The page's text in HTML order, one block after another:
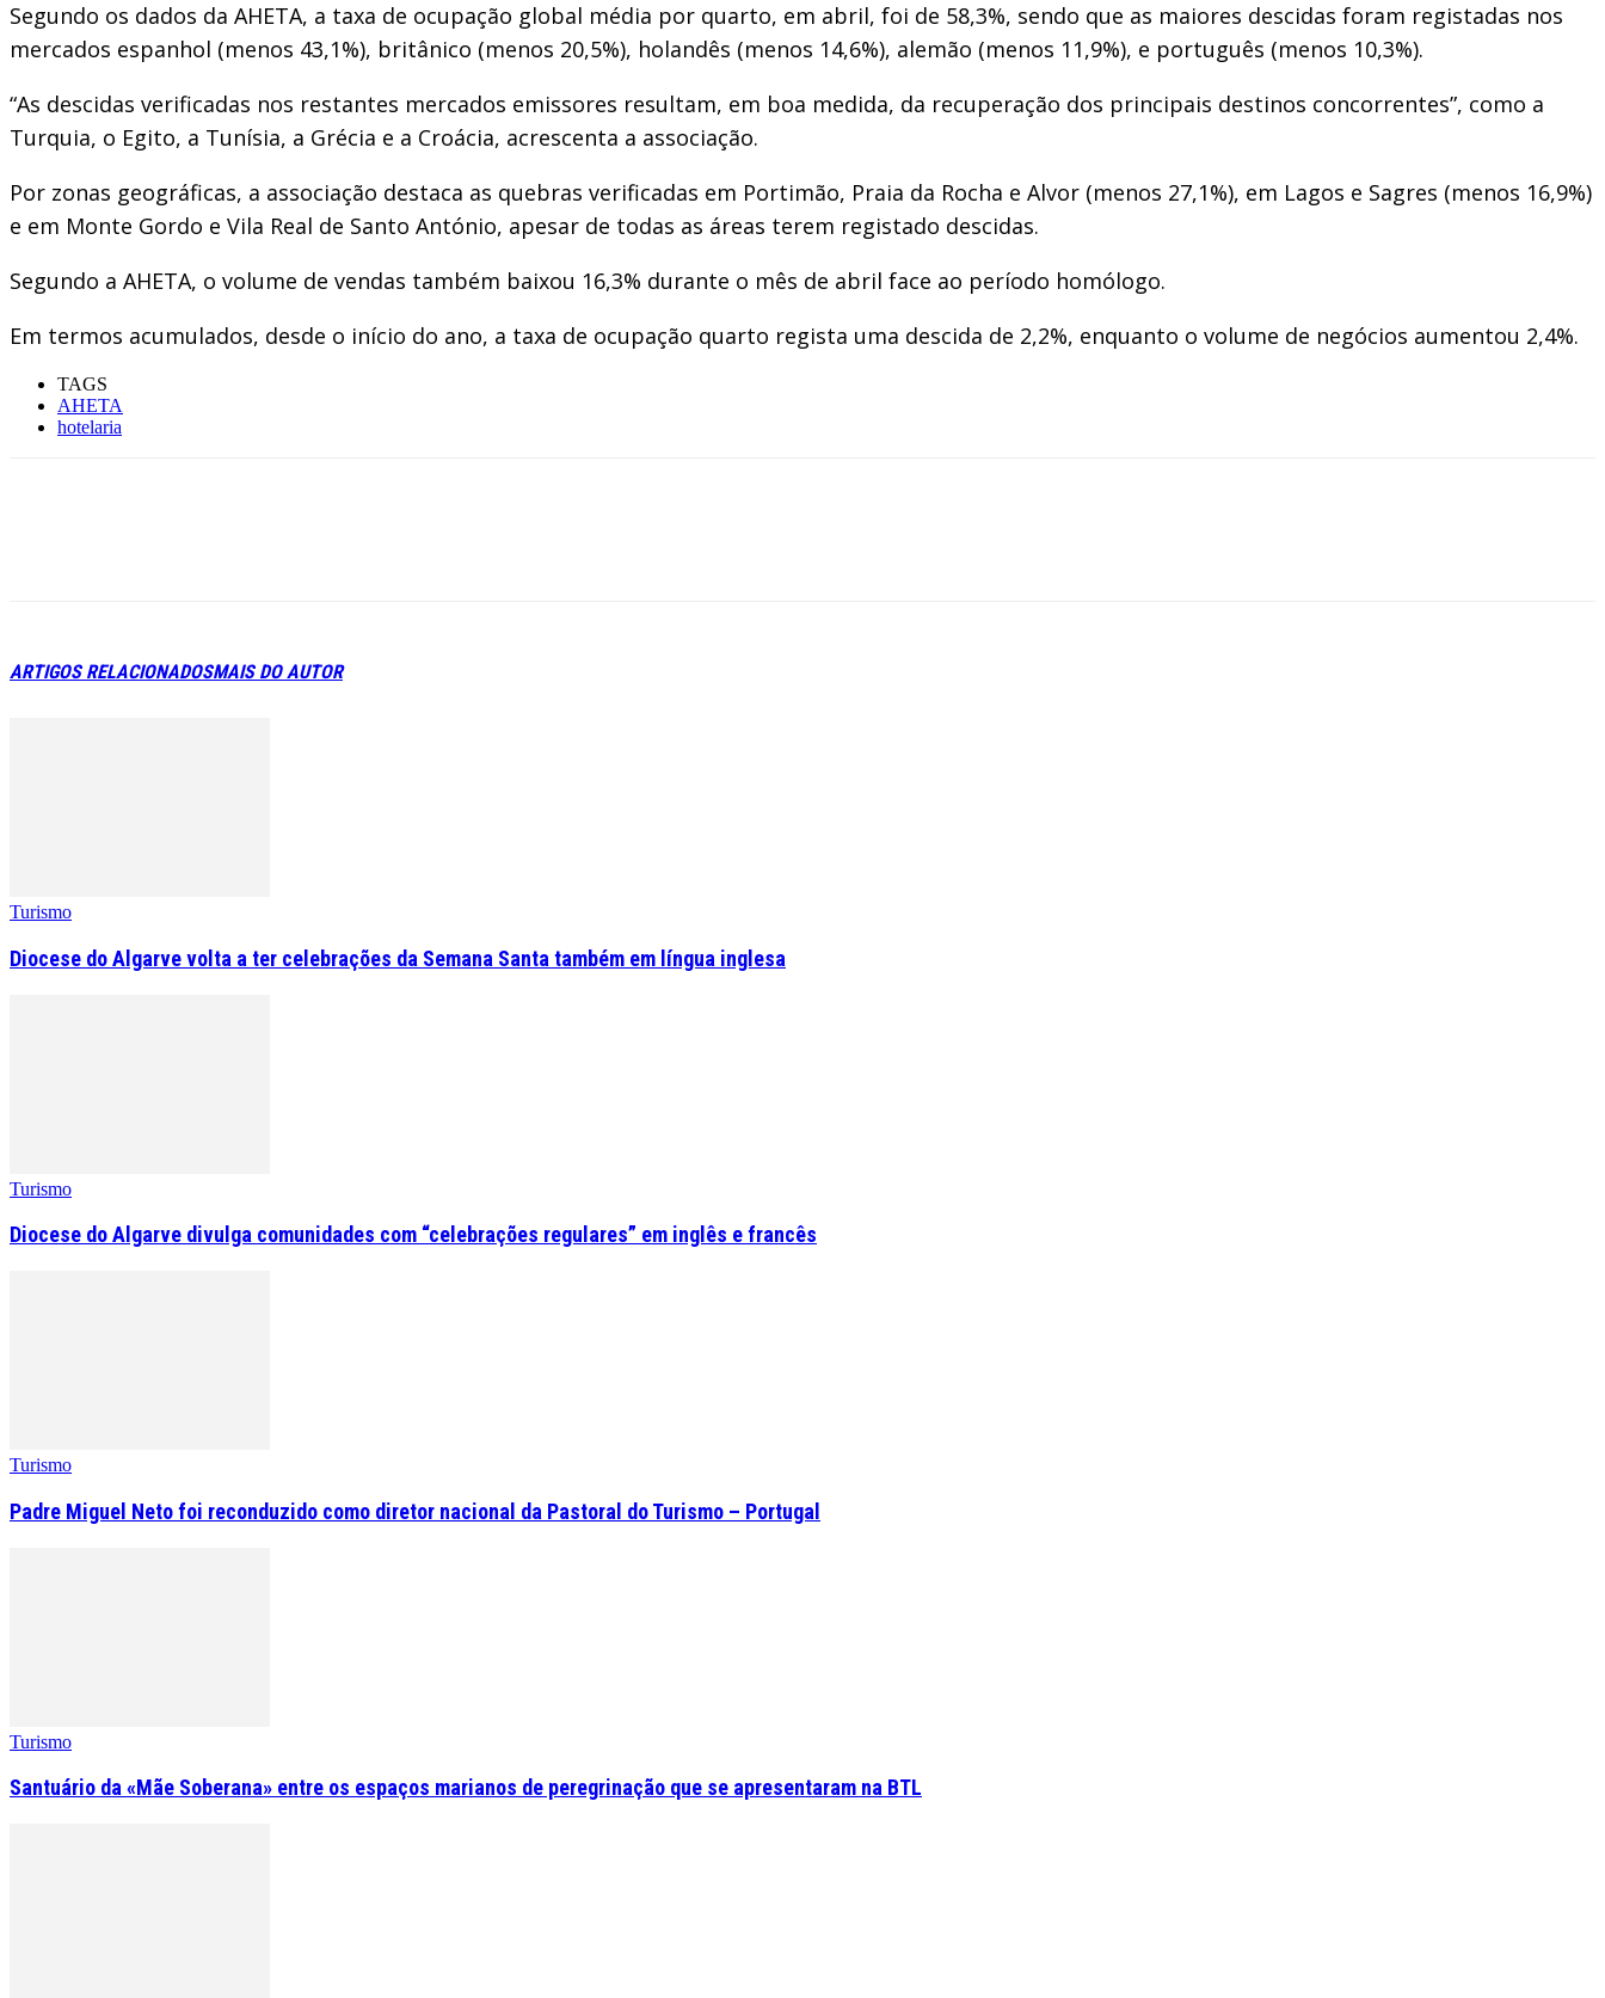
Segundo os dados da AHETA, a taxa de ocupação global média por quarto, em abril, foi de 58,3%, sendo que as maiores descidas foram registadas nos
mercados espanhol (menos 43,1%), britânico (menos 20,5%), holandês (menos 14,6%), alemão (menos 11,9%), e português (menos 10,3%).
“As descidas verificadas nos restantes mercados emissores resultam, em boa medida, da recuperação dos principais destinos concorrentes”, como a
Turquia, o Egito, a Tunísia, a Grécia e a Croácia, acrescenta a associação.
Por zonas geográficas, a associação destaca as quebras verificadas em Portimão, Praia da Rocha e Alvor (menos 27,1%), em Lagos e Sagres (menos 16,9%)
e em Monte Gordo e Vila Real de Santo António, apesar de todas as áreas terem registado descidas.
Segundo a AHETA, o volume de vendas também baixou 16,3% durante o mês de abril face ao período homólogo.
Em termos acumulados, desde o início do ano, a taxa de ocupação quarto regista uma descida de 2,2%, enquanto o volume de negócios aumentou 2,4%.
TAGS
AHETA
hotelaria
ARTIGOS RELACIONADOSMAIS DO AUTOR
Turismo
Diocese do Algarve volta a ter celebrações da Semana Santa também em língua inglesa
Turismo
Diocese do Algarve divulga comunidades com “celebrações regulares” em inglês e francês
Turismo
Padre Miguel Neto foi reconduzido como diretor nacional da Pastoral do Turismo – Portugal
Turismo
Santuário da «Mãe Soberana» entre os espaços marianos de peregrinação que se apresentaram na BTL